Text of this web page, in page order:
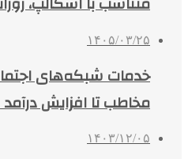
۱۴۰۵/۰۳/۲۵
مخاطب تا افزایش درآمد
۱۴۰۳/۱۲/۰۵